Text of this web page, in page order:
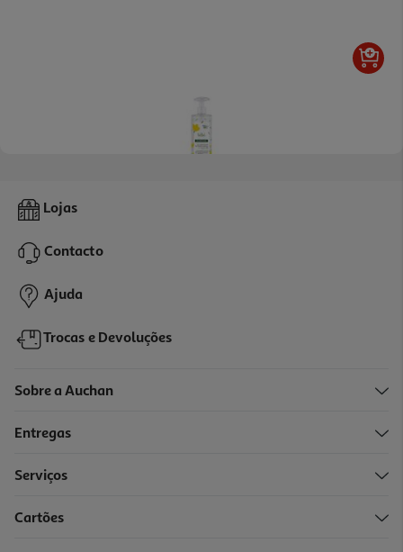
Água Limpeza Klorane Bebé 400ml
13,96 €
L3P2
Lojas
Contacto
Ajuda
Trocas e Devoluções
Sobre a Auchan
Entregas
Serviços
Cartões